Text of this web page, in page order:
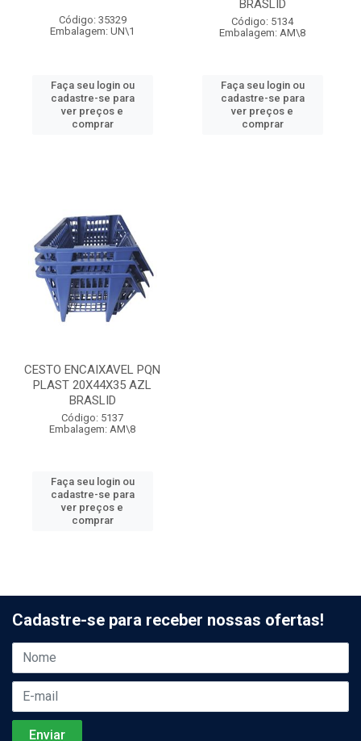
Código: 35329
Embalagem: UN\1
Faça seu login ou
cadastre-se para
ver preços e
comprar
BRASLID
Código: 5134
Embalagem: AM\8
Faça seu login ou
cadastre-se para
ver preços e
comprar
CESTO ENCAIXAVEL PQN
PLAST 20X44X35 AZL
BRASLID
Código: 5137
Embalagem: AM\8
Faça seu login ou
cadastre-se para
ver preços e
comprar
Cadastre-se para receber nossas ofertas!